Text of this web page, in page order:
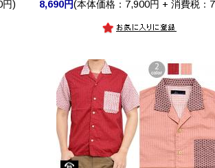
円)
8,690円(本体価格：7,900円 + 消費税：